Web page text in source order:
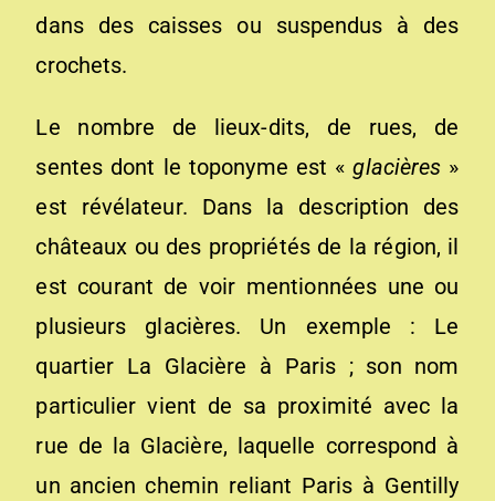
dans des caisses ou suspendus à des
crochets.
Le nombre de lieux-dits, de rues, de
sentes dont le toponyme est «glacières »
est révélateur. Dans la description des
châteaux ou des propriétés de la région, il
est courant de voir mentionnées une ou
plusieurs glacières. Un exemple : Le
quartier La Glacière à Paris ; son nom
particulier vient de sa proximité avec la
rue de la Glacière, laquelle correspond à
un ancien chemin reliant Paris à Gentilly